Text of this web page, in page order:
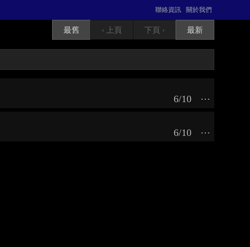
關於我們
聯絡資訊
最舊 ‹ 上頁 下頁 › 最新
⋯
6/10
⋯
6/10